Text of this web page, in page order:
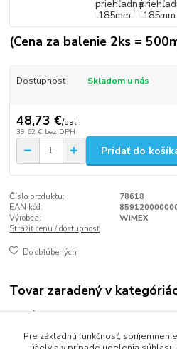
(Cena za balenie 2ks =
Dostupnosť Skladom u nás
48,73 €/bal
39,62 € bez DPH
Pridať do
Číslo produktu:
78618
EAN kód:
Výrobca:
WIMEX
Strážiť cenu / dostupnosť
Do obľúbených
Tovar zaradený v
Fólie a odvinovače
MENU MISY PRE ZATAVOVACIE
Pre základnú funkčnosť,